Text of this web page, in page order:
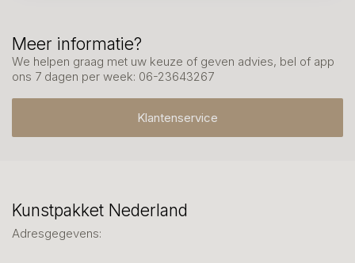
Meer informatie?
We helpen graag met uw keuze of geven advies, bel of app
ons 7 dagen per week: 06-23643267
Klantenservice
Kunstpakket Nederland
Adresgegevens: